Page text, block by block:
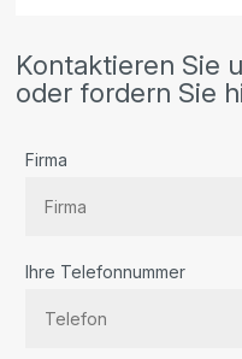
Kontaktieren Sie
oder fordern Sie
Firma
Ihre Telefonnummer